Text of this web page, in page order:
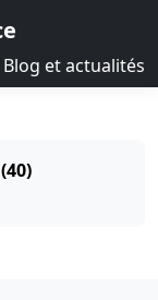
Blog et actualités